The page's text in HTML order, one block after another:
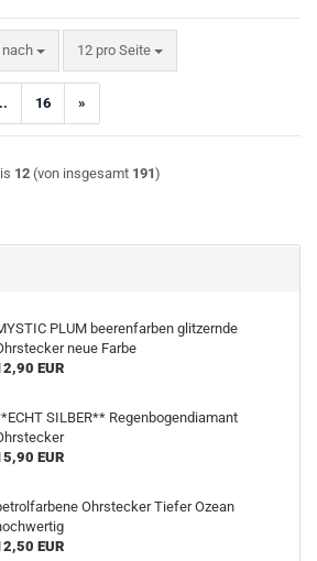
12 pro Seite
pro Seite
16 »
12(von insgesamt 191)
PLUM beerenfarben glitzernde
neue Farbe
EUR
SILBER** Regenbogendiamant
EUR
Ohrstecker Tiefer Ozean
EUR